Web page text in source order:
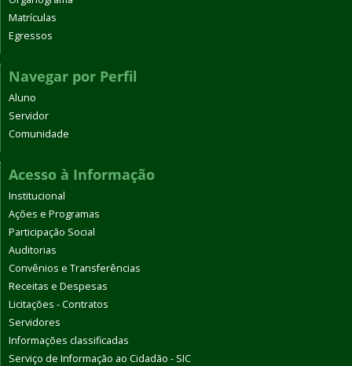
Matrículas
Egressos
Navegar por Perfil
Aluno
Servidor
Comunidade
Acesso à Informação
Institucional
Ações e Programas
Participação Social
Auditorias
Convênios e Transferências
Receitas e Despesas
Licitações - Contratos
Servidores
Informações classificadas
Serviço de Informação ao Cidadão - SIC